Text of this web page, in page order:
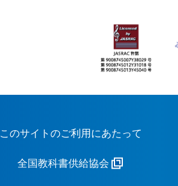
このサイトのご利用にあたって
全国教科書供給協会